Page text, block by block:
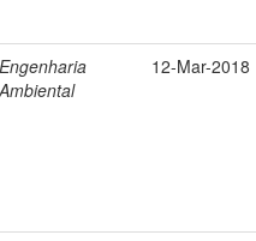
Engenharia
Ambiental
12-Mar-2018